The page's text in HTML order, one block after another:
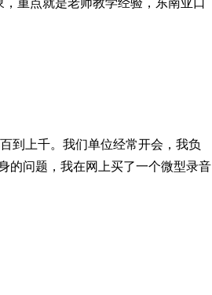
重点就是老师教学经验，东南亚口
到上千。我们单位经常开会，我负
的问题，我在网上买了一个微型录音